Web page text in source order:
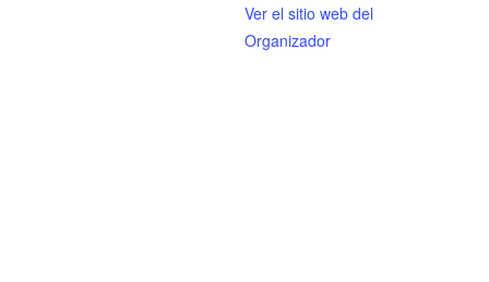
Ver el sitio web del
Organizador